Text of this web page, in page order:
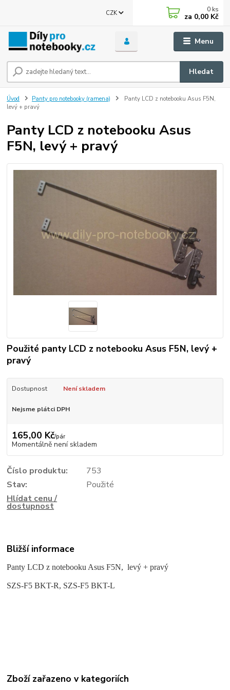
Menu
CZK
Hledat
0 ks
za 0,00 Kč
Úvod Panty pro notebooky (ramena)
Panty LCD z notebooku Asus F5N,
levý + pravý
Panty LCD z notebooku Asus
F5N, levý + pravý
Použité panty LCD z notebooku Asus F5N, levý +
pravý
Dostupnost Není skladem
Nejsme plátci DPH
165,00 Kč/pár
Momentálně není skladem
Číslo produktu:
753
Stav:
Použité
Hlídat cenu /
dostupnost
Bližší informace
Panty LCD z notebooku Asus F5N, levý + pravý
SZS-F5 BKT-R, SZS-F5 BKT-L
Zboží zařazeno v kategoriích